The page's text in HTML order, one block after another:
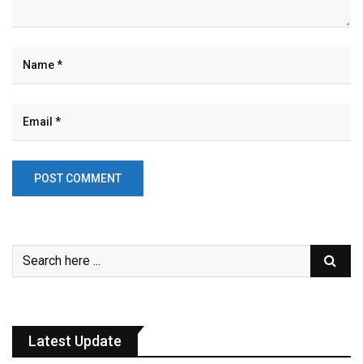
Latest Update